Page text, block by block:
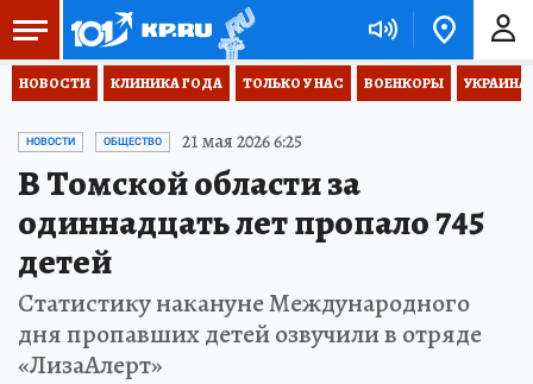
НОВОСТИ КЛИНИКА ГОДА ТОЛЬКО У НАС ВОЕНКОРЫ
НОВОСТИ ОБЩЕСТВО 21 мая 2026 6:25
В Томской области за
одиннадцать лет пропало 745
детей
Статистику накануне Международного
дня пропавших детей озвучили в отряде
«ЛизаАлерт»